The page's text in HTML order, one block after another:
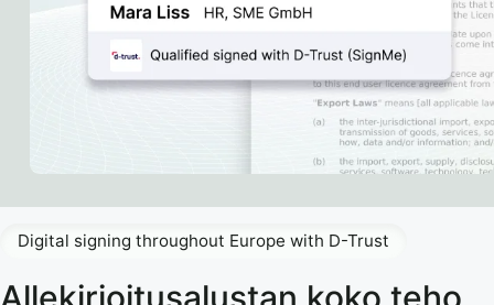
Allekirjoitusalustan koko teho
Digital signing throughout Europe with D-Trust